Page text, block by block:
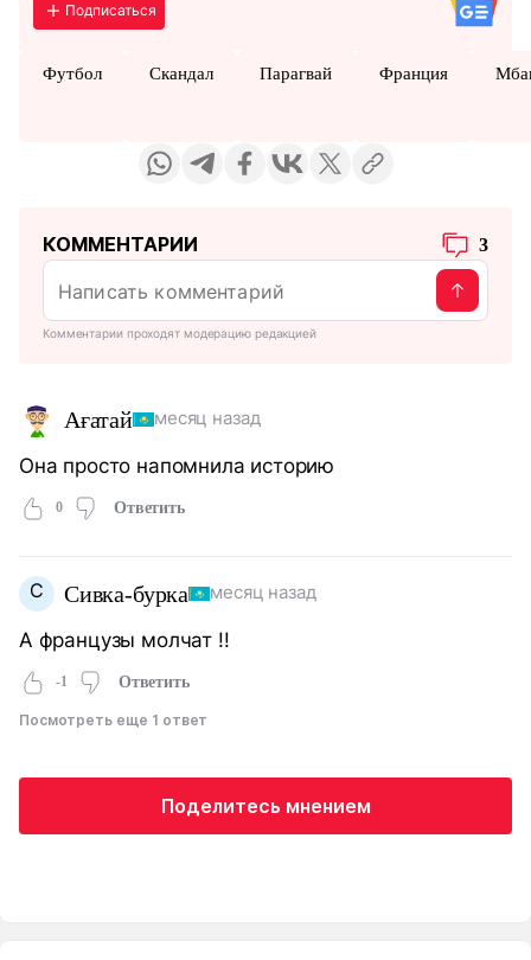
Подписаться
Футбол Скандал Парагвай Франция
КОММЕНТАРИИ 3
Комментарии проходят модерацию редакцией
Ағатай месяц назад
Она просто напомнила историю
0 Ответить
С Сивка-бурка месяц назад
А французы молчат !!
-1 Ответить
Посмотреть еще 1 ответ
Поделитесь мнением